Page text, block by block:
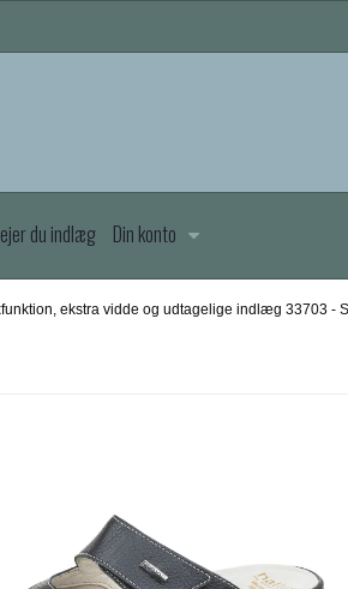
du indlæg Din konto
ekstra vidde og udtagelige indlæg 33703 -